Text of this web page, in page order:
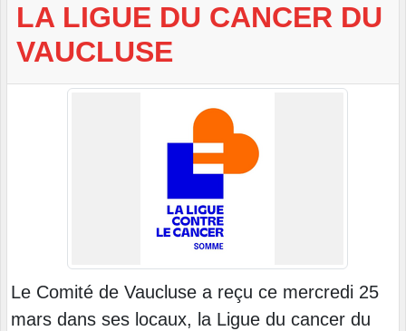
LA LIGUE DU CANCER DU
VAUCLUSE
Le Comité de Vaucluse a reçu ce mercredi 25
mars dans ses locaux, la Ligue du cancer du